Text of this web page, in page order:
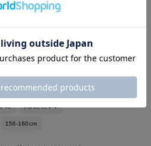
スカートに、着丈の短いシャツが合
アイテムです。
ンズウェア ブラウス スカート
156-160cm